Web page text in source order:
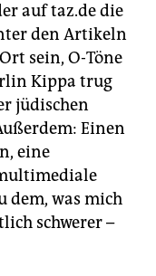
auf taz.de die
den Artikeln
sein, O-Töne
Kippa trug
jüdischen
Einen
eine
dem, was mich
schwerer –